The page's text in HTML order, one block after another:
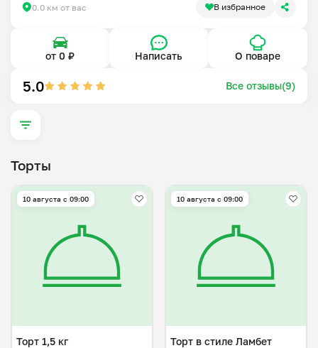
отлично подходят для семьи или компании из 4х
Ваша идея - моя реализация.
0.0 км от вас В избранное
от 0 ₽ Написать О поваре
5.0 Все отзывы(9)
Торты
10 августа с 09:00
Торт 1,5 кг
10 августа с 09:00
Торт в стиле Ламбет